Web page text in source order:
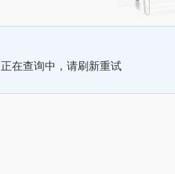
正在查询中，请刷新重试